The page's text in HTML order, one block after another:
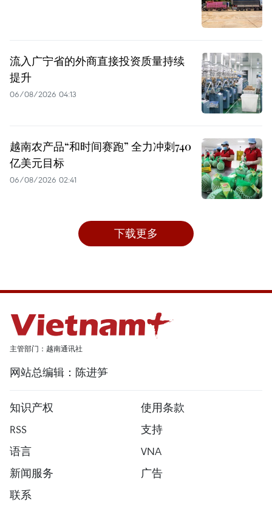
流入广宁省的外商直接投资质量持续
提升
06/08/2026 04:13
越南农产品“和时间赛跑” 全力冲刺740
亿美元目标
06/08/2026 02:41
下载更多
主管部门：越南通讯社
网站总编辑：陈进笋
知识产权
使用条款
RSS
支持
语言
VNA
新闻服务
广告
联系